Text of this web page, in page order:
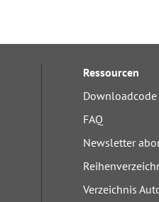
Ressourcen
FAQ
Newsletter
Verzeichnis